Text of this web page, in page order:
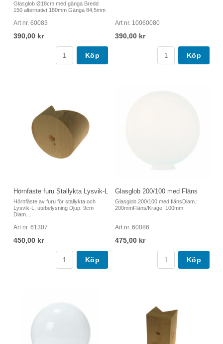
Glasglob Ø18cm med gänga Bredd
150 alternativt 180mm Gänga 84,5mm
Art nr. 60083
390,00 kr
Köp
Art nr. 10060080
390,00 kr
Köp
Hörnfäste furu Stallykta Lysvik-L
Hörnfäste av furu för stallykta och
Lysvik-L, utebelysning Djup: 9cm
Diam...
Art nr. 61307
450,00 kr
Köp
Glasglob 200/100 med Fläns
Glasglob 200/100 med flänsDiam.:
200mmFläns/Krage: 100mm
Art nr. 60086
475,00 kr
Köp